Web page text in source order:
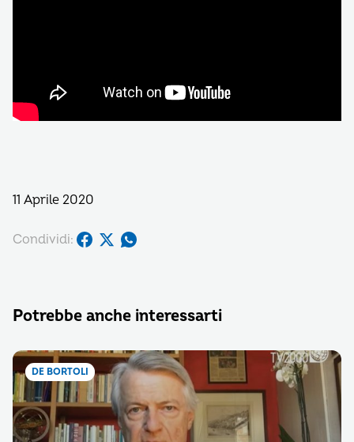
11 Aprile 2020
Condividi:
Potrebbe anche interessarti
DE BORTOLI